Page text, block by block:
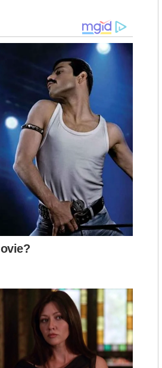
tarik vape sambil keluar
muat naik tersebut.
tindakan
berkenaan.
tak tahan, apatah
sekali,” katanya.
tegur jurugambar